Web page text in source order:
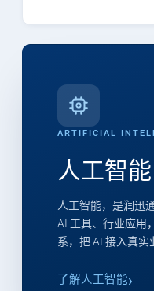
ARTIFICIAL
人工智能
人工智能，是润迅
AI 工具、行业应用
系，把 AI 接入真实
了解人工智能